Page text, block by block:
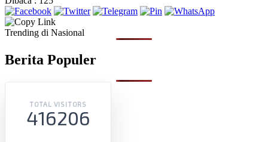
Trending di Nasional
Berita Populer
TOTAL VISITORS
416206